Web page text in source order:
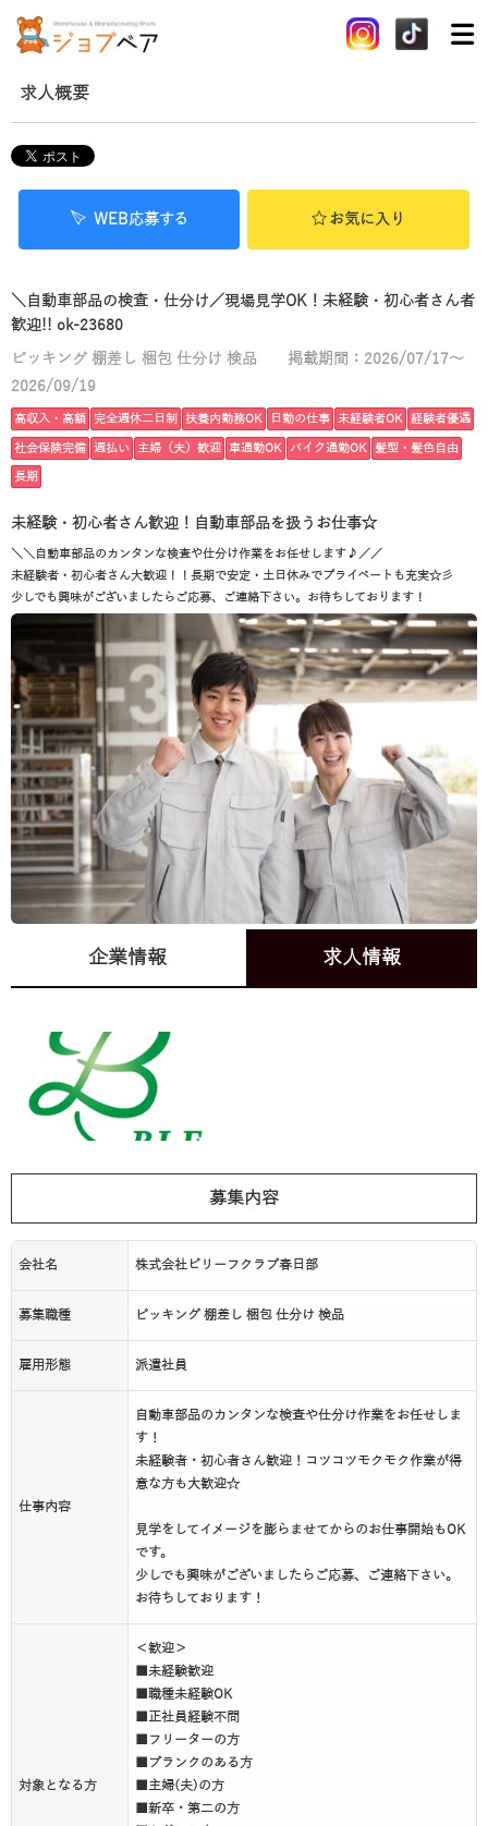
求人概要
WEB応募する お気に入り
＼自動車部品の検査・仕分け／現場見学OK！未経験・初心者さん者
歓迎!! ok-23680
ピッキング 棚差し 梱包 仕分け 検品
掲載期間：2026/07/17～
2026/09/19
高収入・高額 完全週休二日制 扶養内勤務OK 日勤の仕事 未経験者OK 経験者優遇
社会保険完備 週払い 主婦（夫）歓迎 車通勤OK バイク通勤OK 髪型・髪色自由
長期
未経験・初心者さん歓迎！自動車部品を扱うお仕事☆
＼＼自動車部品のカンタンな検査や仕分け作業をお任せします♪／／
未経験者・初心者さん大歓迎！！長期で安定・土日休みでプライベートも充実☆彡
少しでも興味がございましたらご応募、ご連絡下さい。お待ちしております！
企業情報 求人情報
募集内容
会社名 株式会社ビリーフクラブ春日部
募集職種 ピッキング 棚差し 梱包 仕分け 検品
雇用形態 派遣社員
仕事内容
自動車部品のカンタンな検査や仕分け作業をお任せしま
す！
未経験者・初心者さん歓迎！コツコツモクモク作業が得
意な方も大歓迎☆
見学をしてイメージを膨らませてからのお仕事開始もOK
です。
少しでも興味がございましたらご応募、ご連絡下さい。
お待ちしております！
対象となる方
＜歓迎＞
■未経験歓迎
■職種未経験OK
■正社員経験不問
■フリーターの方
■ブランクのある方
■主婦(夫)の方
■新卒・第二の方